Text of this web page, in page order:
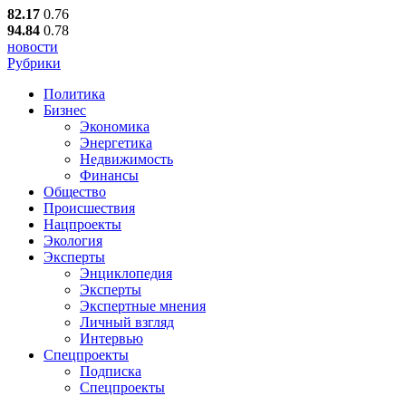
82.17 0.76
94.84 0.78
новости
Рубрики
Политика
Бизнес
Экономика
Энергетика
Недвижимость
Финансы
Общество
Происшествия
Нацпроекты
Экология
Эксперты
Энциклопедия
Эксперты
Экспертные мнения
Личный взгляд
Интервью
Спецпроекты
Подписка
Спецпроекты